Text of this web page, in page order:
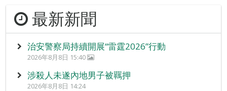
最新新聞
治安警察局持續開展“雷霆2026”行動
2026年8月8日 15:40
涉殺人未遂內地男子被羈押
2026年8月8日 14:24